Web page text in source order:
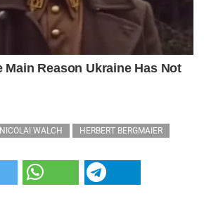
NICOLAI WALCH HERBERT BERGMAIER